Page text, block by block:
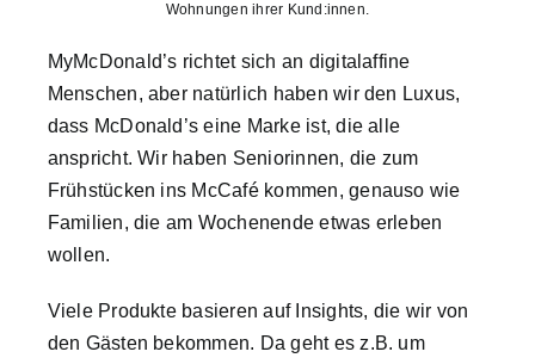
Wohnungen ihrer Kund:innen.
MyMcDonald’s richtet sich an digitalaffine
Menschen, aber natürlich haben wir den Luxus,
dass McDonald’s eine Marke ist, die alle
anspricht. Wir haben Seniorinnen, die zum
Frühstücken ins McCafé kommen, genauso wie
Familien, die am Wochenende etwas erleben
wollen.
Viele Produkte basieren auf Insights, die wir von
den Gästen bekommen. Da geht es z.B. um